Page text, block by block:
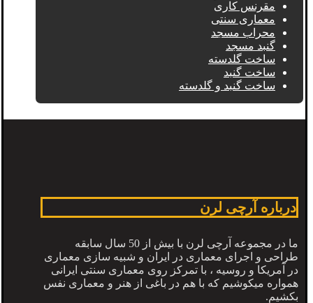
مقرنس کاری
معماری سنتی
محراب مسجد
گنبد مسجد
ساخت گلدسته
ساخت گنبد
ساخت گنبد و گلدسته
درباره آرچی لرن
ما در مجموعه آرچی لرن با بیش از 50 سال سابقه
طراحی و اجرای معماری در ایران و شبیه سازی معماری
در آمریکا و روسیه ، با تمرکز روی معماری سنتی ایرانی
همواره میکوشیم که با هم در باغی از هنر و معماری نفس
بکشیم.